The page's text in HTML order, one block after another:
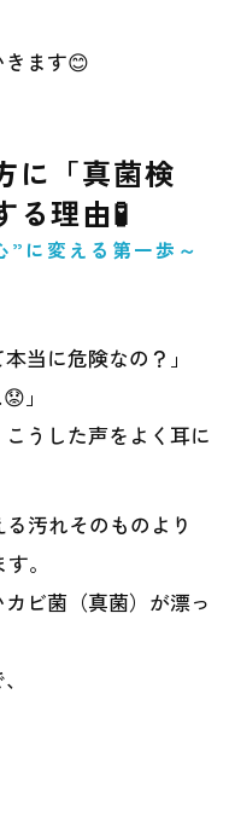
ます😊
に「真菌検
理由🧪
”に変える第一歩～
当に危険なの？」
」
うした声をよく耳に
汚れそのものより
。
ビ菌（真菌）が漂っ